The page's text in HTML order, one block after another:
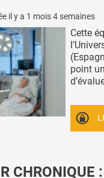
il y a 1 mois 4 semaines
Cette
point
CHRONIQUE